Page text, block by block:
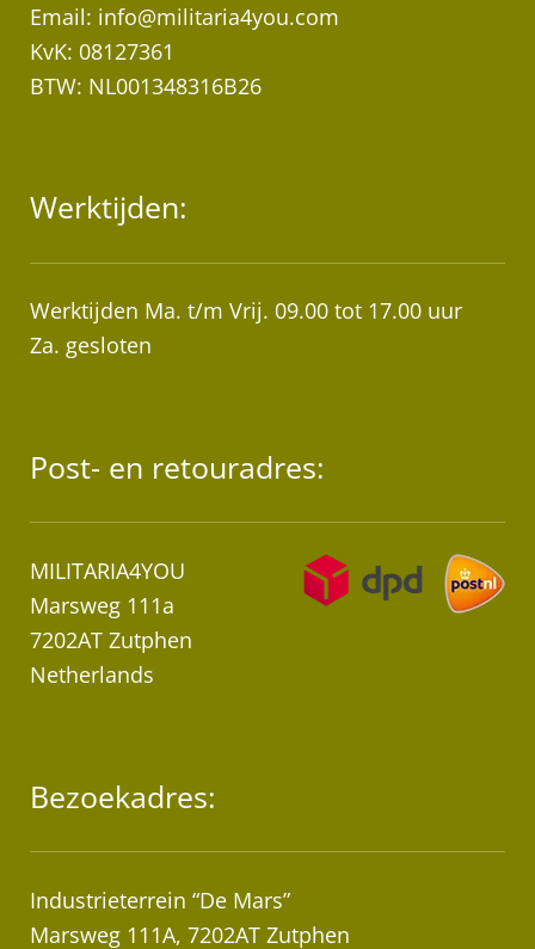
Email: info@militaria4you.com
KvK: 08127361
BTW: NL001348316B26
Werktijden:
Werktijden Ma. t/m Vrij. 09.00 tot 17.00 uur
Za. gesloten
Post- en retouradres:
MILITARIA4YOU
Marsweg 111a
7202AT Zutphen
Netherlands
Bezoekadres:
Industrieterrein “De Mars”
Marsweg 111A, 7202AT Zutphen